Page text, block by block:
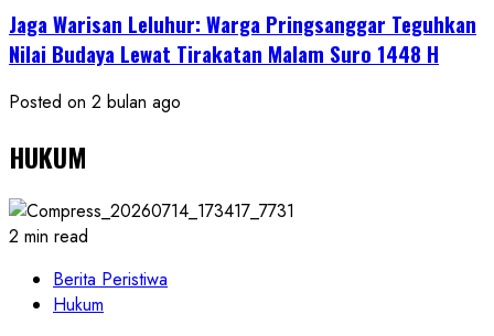
Jaga Warisan Leluhur: Warga Pringsanggar Teguhkan
Nilai Budaya Lewat Tirakatan Malam Suro 1448 H
Posted on 2 bulan ago
HUKUM
2 min read
Berita Peristiwa
Hukum